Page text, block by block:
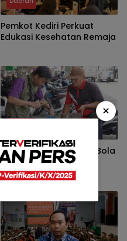
Pemkot Kediri Perkuat
Edukasi Kesehatan Remaja
Pemkot Kediri Jemput Bola
Layanan Tera Ulang
×